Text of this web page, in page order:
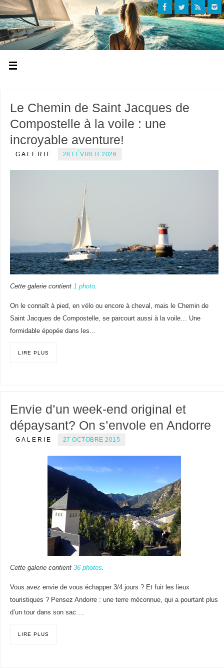
Le Chemin de Saint Jacques de
Compostelle à la voile : une
incroyable aventure!
GALERIE 28 FÉVRIER 2026
Cette galerie contient 1 photo.
On le connaît à pied, en vélo ou encore à cheval, mais le Chemin de
Saint Jacques de Compostelle, se parcourt aussi à la voile… Une
formidable épopée dans les…
LIRE PLUS
Envie d’un week-end original et
dépaysant? On s’envole en Andorre
GALERIE 27 OCTOBRE 2015
Cette galerie contient 36 photos.
Vous avez envie de vous échapper 3/4 jours ? Et fuir les lieux
touristiques ? Pensez Andorre : une terre méconnue, qui a pourtant plus
d’un tour dans son sac.…
LIRE PLUS